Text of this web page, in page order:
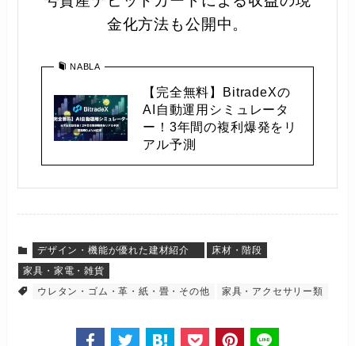
金化方法も公開中。
NABLA
【完全無料】BitradeXの
AI自動運用シミュレータ
ー！3年間の複利爆発をリ
アル予測
デザイン・機能が優れた建材紹介
床材・階段
家具・家電・雑貨
ウレタン・ゴム・革・紙・畳・その他
家具・アクセサリー類